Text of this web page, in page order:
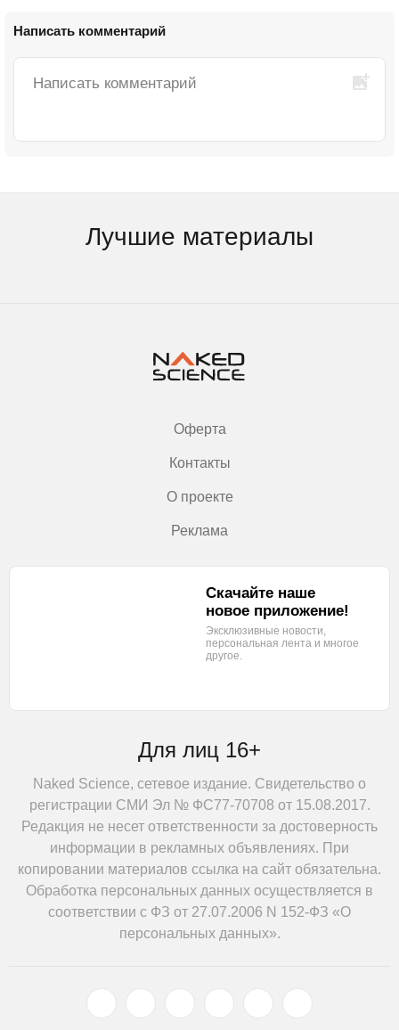
Написать комментарий
Лучшие материалы
Оферта
Контакты
О проекте
Реклама
Для лиц 16+
Naked Science, сетевое издание. Свидетельство о
регистрации СМИ Эл № ФС77-70708 от 15.08.2017.
Редакция не несет ответственности за достоверность
информации в рекламных объявлениях. При
копировании материалов ссылка на сайт обязательна.
Обработка персональных данных осуществляется в
соответствии с ФЗ от 27.07.2006 N 152-ФЗ «О
персональных данных».
Скачайте наше
новое приложение!
Эксклюзивные новости,
персональная лента и многое
другое.